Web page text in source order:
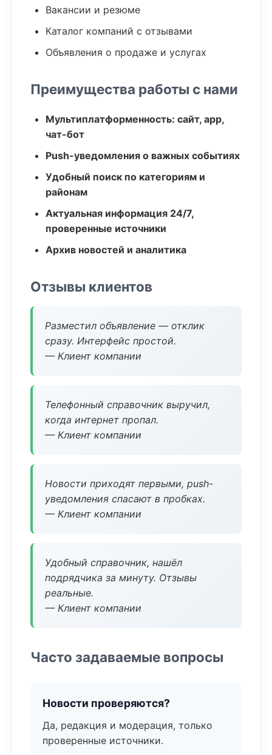
Вакансии и резюме
Каталог компаний с отзывами
Объявления о продаже и услугах
Преимущества работы с нами
Мультиплатформенность: сайт, app,
чат-бот
Push-уведомления о важных событиях
Удобный поиск по категориям и
районам
Актуальная информация 24/7,
проверенные источники
Архив новостей и аналитика
Отзывы клиентов
Разместил объявление — отклик
сразу. Интерфейс простой.
— Клиент компании
Телефонный справочник выручил,
когда интернет пропал.
— Клиент компании
Новости приходят первыми, push-
уведомления спасают в пробках.
— Клиент компании
Удобный справочник, нашёл
подрядчика за минуту. Отзывы
реальные.
— Клиент компании
Часто задаваемые вопросы
Новости проверяются?
Да, редакция и модерация, только
проверенные источники.